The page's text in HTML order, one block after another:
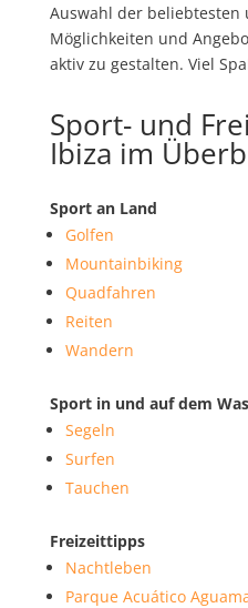
Auswahl der beliebtesten
Möglichkeiten und
aktiv zu gestalten. Viel
Sport- und
Ibiza im
Sport an Land
Golfen
Mountainbiking
Quadfahren
Reiten
Wandern
Sport in und auf dem
Segeln
Surfen
Tauchen
Freizeittipps
Nachtleben
Parque Acuático